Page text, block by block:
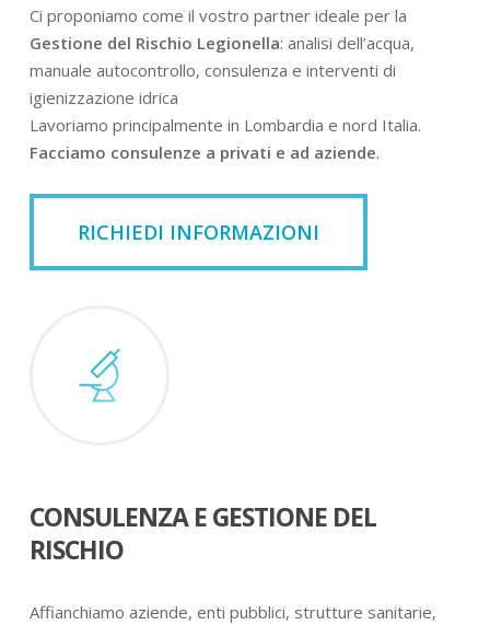
Ci proponiamo come il vostro partner ideale per la
Gestione del Rischio Legionella: analisi dell’acqua,
manuale autocontrollo, consulenza e interventi di
igienizzazione idrica
Lavoriamo principalmente in Lombardia e nord Italia.
Facciamo consulenze a privati e ad aziende.
RICHIEDI INFORMAZIONI
CONSULENZA E GESTIONE DEL
RISCHIO
Affianchiamo aziende, enti pubblici, strutture sanitarie,